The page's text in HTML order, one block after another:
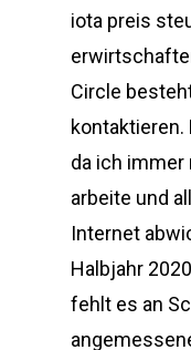
iota preis
Circle
kontaktieren.
da ich immer
arbeite und
Internet
Halbjahr
fehlt es an